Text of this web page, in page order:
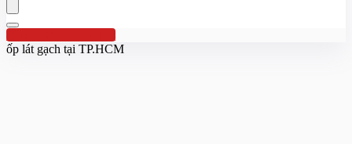
Hotline:0961 894 472
ốp lát gạch tại TP.HCM